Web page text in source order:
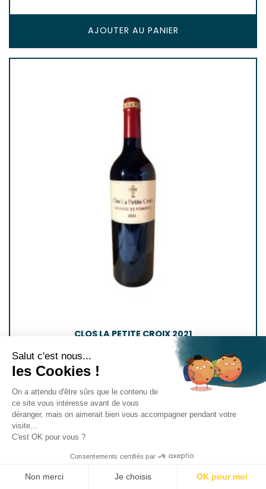
AJOUTER AU PANIER
CLOS LA PETITE CROIX 2021
CARTON DE 6 BOUTEILLES 75 CL
Prix
162,00 €
(Unité : 27,00 €)
AJOUTER AU PANIER
Salut c'est nous...
les Cookies !
On a attendu d'être sûrs que le contenu de
ce site vous intéresse avant de vous
déranger, mais on aimerait bien vous accompagner pendant votre
visite...
C'est OK pour vous ?
Consentements certifiés par
Non merci Je choisis OK pour moi